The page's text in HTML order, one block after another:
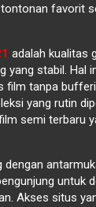
favorit
adalah kualitas
yang stabil. Hal
film tanpa
yang rutin
semi terbaru
dengan
untuk
Akses situs